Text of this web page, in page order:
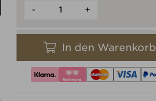
- +
In den Warenkorb